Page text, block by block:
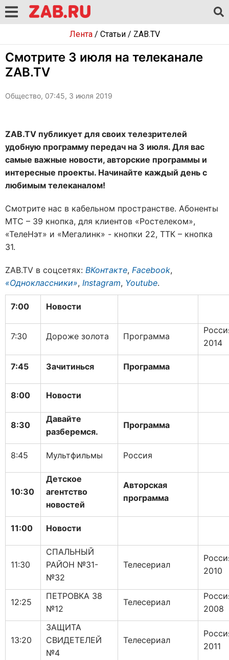
Лента/ Статьи/ ZAB.TV
Смотрите 3 июля на телеканале
ZAB.TV
Общество, 07:45, 3 июля 2019
ZAB.TV публикует для своих телезрителей
удобную программу передач на 3 июля. Для вас
самые важные новости, авторские программы и
интересные проекты. Начинайте каждый день с
любимым телеканалом!
Смотрите нас в кабельном пространстве. Абоненты
МТС – 39 кнопка, для клиентов «Ростелеком»,
«ТелеНэт» и «Мегалинк» - кнопки 22, ТТК – кнопка
31.
ZAB.TV в соцсетях: ВКонтакте, Facebook,
«Одноклассники», Instagram, Youtube.
7:00 Новости
7:30 Дороже золота Программа
2014
7:45 Зачитинься Программа
8:00 Новости
8:30
Давайте
разберемся.
Программа
8:45 Мультфильмы Россия
10:30
Детское
агентство
новостей
Авторская
программа
11:00 Новости
11:30
СПАЛЬНЫЙ
РАЙОН №31-
№32
Телесериал
2010
12:25
ПЕТРОВКА 38
№12
Телесериал
2008
13:20
ЗАЩИТА
СВИДЕТЕЛЕЙ
№4
Телесериал
2011